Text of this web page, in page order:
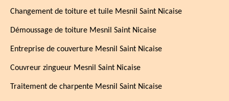
Changement de toiture et tuile Mesnil Saint Nicaise
Démoussage de toiture Mesnil Saint Nicaise
Entreprise de couverture Mesnil Saint Nicaise
Couvreur zingueur Mesnil Saint Nicaise
Traitement de charpente Mesnil Saint Nicaise